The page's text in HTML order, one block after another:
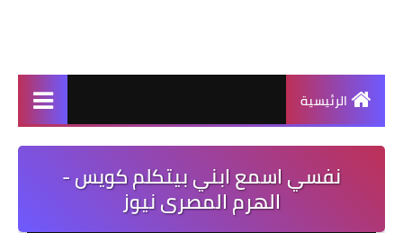
الرئيسية
نفسي اسمع ابني بيتكلم كويس -
الهرم المصرى نيوز